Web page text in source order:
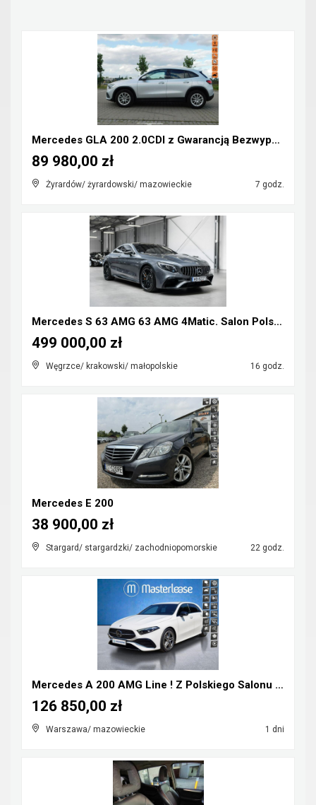
Mercedes GLA 200 2.0CDI z Gwarancją Bezwypadkowy
Żyrardów/ żyrardowski/ mazowieckie 7 godz.
89 980,00 zł
Mercedes S 63 AMG 63 AMG 4Matic. Salon Polska. Lif...
Węgrzce/ krakowski/ małopolskie 16 godz.
499 000,00 zł
Mercedes E 200
Stargard/ stargardzki/ zachodniopomorskie 22 godz.
38 900,00 zł
Mercedes A 200 AMG Line ! Z Polskiego Salonu ! Fak...
Warszawa/ mazowieckie 1 dni
126 850,00 zł